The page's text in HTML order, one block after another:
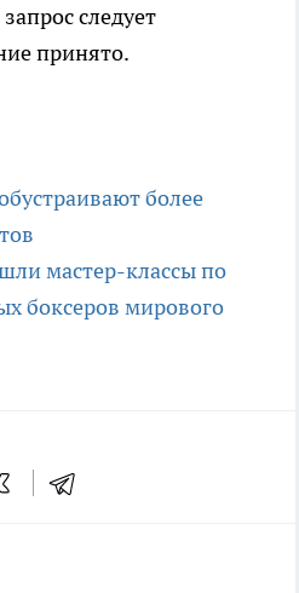
следует
принято.
более
мастер-классы по
боксеров мирового